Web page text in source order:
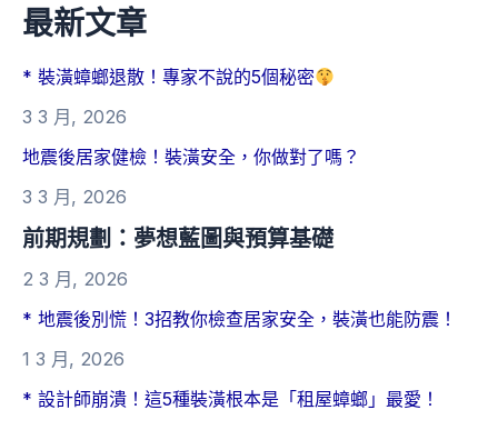
最新文章
* 裝潢蟑螂退散！專家不說的5個秘密
3 3 月, 2026
地震後居家健檢！裝潢安全，你做對了嗎？
3 3 月, 2026
前期規劃：夢想藍圖與預算基礎
2 3 月, 2026
* 地震後別慌！3招教你檢查居家安全，裝潢也能防震！
1 3 月, 2026
* 設計師崩潰！這5種裝潢根本是「租屋蟑螂」最愛！